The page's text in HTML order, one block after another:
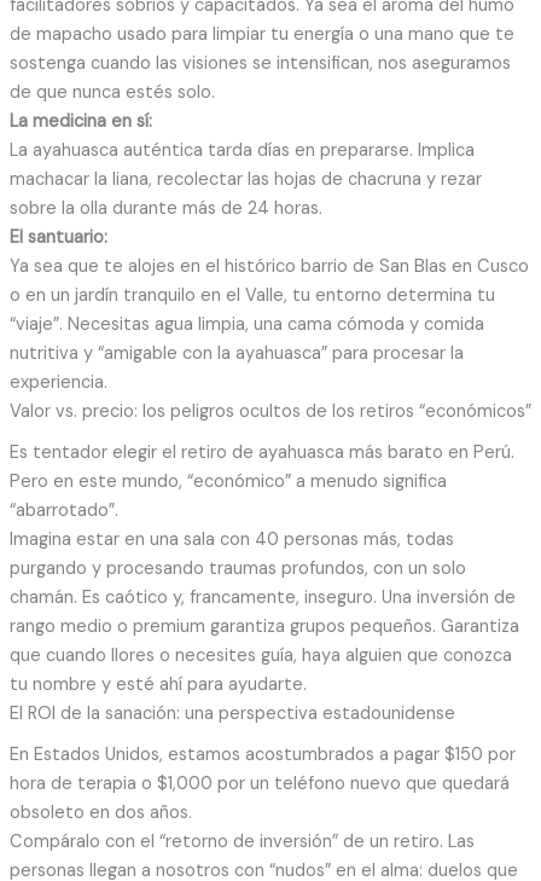
facilitadores sobrios y capacitados. Ya sea el aroma del humo
de mapacho usado para limpiar tu energía o una mano que te
sostenga cuando las visiones se intensifican, nos aseguramos
de que nunca estés solo.
La medicina en sí:
La ayahuasca auténtica tarda días en prepararse. Implica
machacar la liana, recolectar las hojas de chacruna y rezar
sobre la olla durante más de 24 horas.
El santuario:
Ya sea que te alojes en el histórico barrio de San Blas en Cusco
o en un jardín tranquilo en el Valle, tu entorno determina tu
“viaje”. Necesitas agua limpia, una cama cómoda y comida
nutritiva y “amigable con la ayahuasca” para procesar la
experiencia.
Valor vs. precio: los peligros ocultos de los retiros “económicos”
Es tentador elegir el retiro de ayahuasca más barato en Perú.
Pero en este mundo, “económico” a menudo significa
“abarrotado”.
Imagina estar en una sala con 40 personas más, todas
purgando y procesando traumas profundos, con un solo
chamán. Es caótico y, francamente, inseguro. Una inversión de
rango medio o premium garantiza grupos pequeños. Garantiza
que cuando llores o necesites guía, haya alguien que conozca
tu nombre y esté ahí para ayudarte.
El ROI de la sanación: una perspectiva estadounidense
En Estados Unidos, estamos acostumbrados a pagar $150 por
hora de terapia o $1,000 por un teléfono nuevo que quedará
obsoleto en dos años.
Compáralo con el “retorno de inversión” de un retiro. Las
personas llegan a nosotros con “nudos” en el alma: duelos que